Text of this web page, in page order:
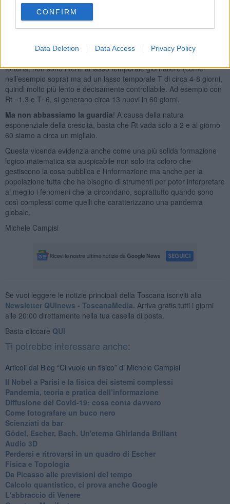
CONFIRM
Data Deletion Data Access Privacy Policy
5 si arriva 32… Al giorno 10 siamo a circa 1000. Ogni giorno si
raddoppia!! Al giorno 20 siamo già a circa 1 milione, al giorno 26
siamo oltre i 60 milioni.
Ad oggi (7/7/2020) l’Emilia Romagna ha Rt =1.28, il Veneto ha Rt
fortuna, non sono riferiti al lasso temporale giornaliero (come
nell’esempio sopra) ma ad un lasso temporale T di circa 4-8 giorni,
quindi molto più lento e decisamente controllabile. Ad esempio con
Rt =1.3 e T=6, si generano circa 13 nuovi in 60 giorni.
Ma non abbassiamo la guardia! A causa della natura
esponenziale della crescita, basta che Rt vada solo a 2 e al giorno
60 siamo a circa un migliaio.
Questa vicenda evidenzia anche come una più solida formazione
logico-matematica sia auspicabile non solo tra coloro che
gestiscono la cosa pubblica e l’informazione ma anche per la
popolazione tutta che ha bisogno di strumenti per poter interpretare
al meglio i fenomeni che la circondano, soprattutto quando sono
così complessi come quelli che caratterizzano una pandemia
globale.
Michele Campisi
Se vuoi leggere le notizie principali della Toscana iscriviti alla
Newsletter QUInews - ToscanaMedia. Arriva gratis tutti i giorni
alle 20:00 direttamente nella tua casella di posta.
Basta cliccare QUI
Ti potrebbe interessare anche:
Articoli dal Blog “Ci vuole un fisico” di Michele Campisi
Il Nobel a Parisi e la fisica dei sistemi complessi
Pandemia, teoria e pratica dell’informazione
​Diffusione del Covid-19: cosa conta davvero
Come fotografare un buco nero
Scienziati da bar
Gödel, Escher, Bach. Un'eterna Ghirlanda Brillant
Audio 3D
Perdersi e ritrovarsi in un quadro di Escher
​Fisica e Topologia
Da Picasso alle previsioni del tempo
​Calcolo quantistico, ci prova anche Google
​L'abbraccio di Venere